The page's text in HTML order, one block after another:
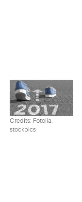
Credits: Fotolia,
stockpics